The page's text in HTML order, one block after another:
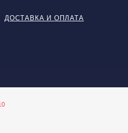
ДОСТАВКА И ОПЛАТА